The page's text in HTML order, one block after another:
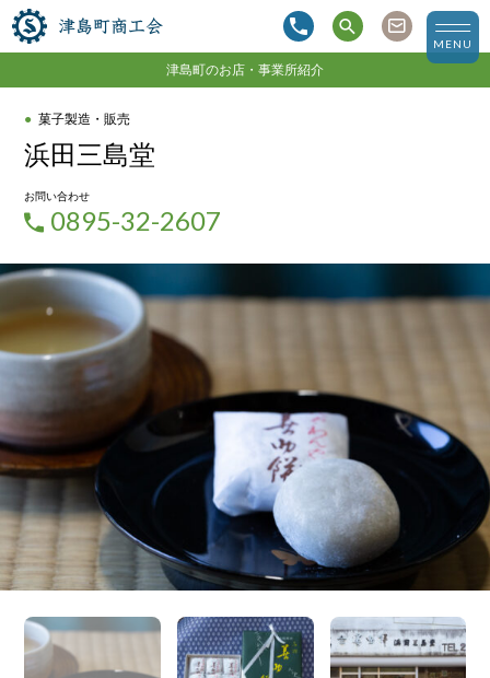
津島町商工会
MENU
津島町のお店・事業所紹介
菓子製造・販売
浜田三島堂
お問い合わせ
0895-32-2607